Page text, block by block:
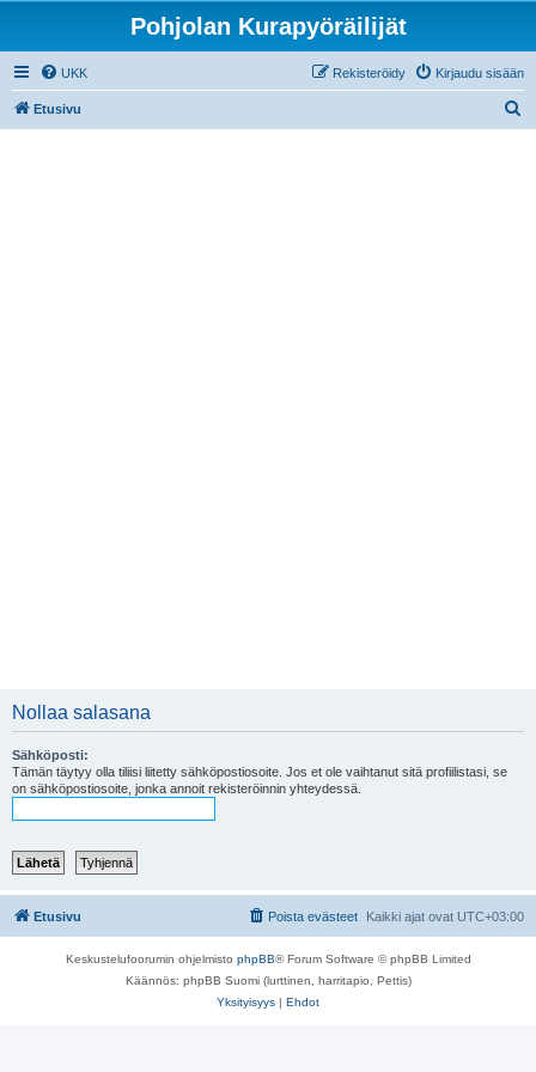
Pohjolan Kurapyöräilijät
UKK Kirjaudu sisään
Rekisteröidy
Etusivu
Nollaa salasana
Sähköposti:
Tämän täytyy olla tiliisi liitetty sähköpostiosoite. Jos et ole vaihtanut sitä profiilistasi, se
on sähköpostiosoite, jonka annoit rekisteröinnin yhteydessä.
Etusivu Kaikki ajat ovat UTC+03:00
Poista evästeet
Keskustelufoorumin ohjelmisto phpBB® Forum Software © phpBB Limited
Käännös: phpBB Suomi (lurttinen, harritapio, Pettis)
Yksityisyys | Ehdot